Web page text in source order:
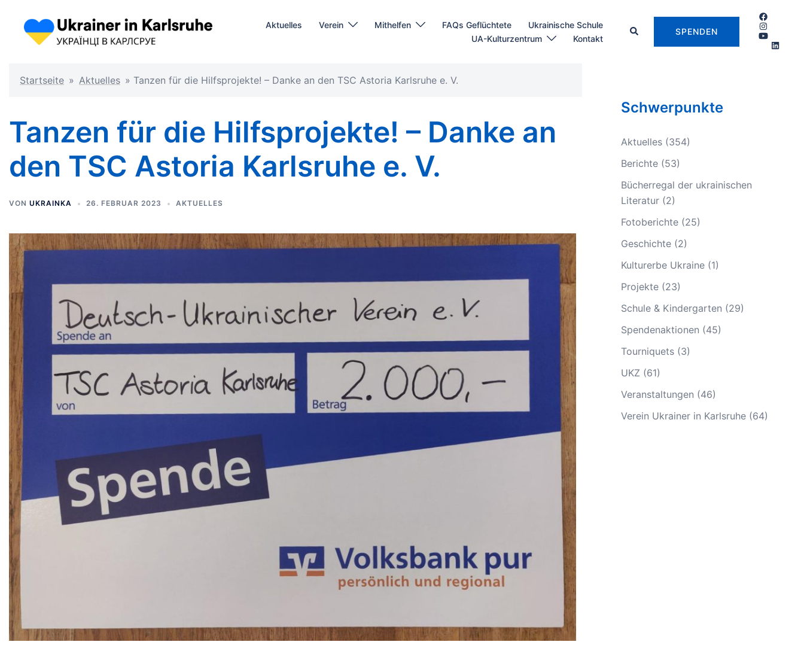
Aktuelles Verein Mithelfen FAQs Geflüchtete
Ukrainische Schule
UA-Kulturzentrum
Kontakt
SPENDEN
Startseite » Aktuelles » Tanzen für die Hilfsprojekte! – Danke an den TSC Astoria Karlsruhe e. V.
Tanzen für die Hilfsprojekte! – Danke an
den TSC Astoria Karlsruhe e. V.
VON UKRAINKA 26. FEBRUAR 2023 AKTUELLES
Schwerpunkte
Aktuelles (354)
Berichte (53)
Bücherregal der ukrainischen
Literatur (2)
Fotoberichte (25)
Geschichte (2)
Kulturerbe Ukraine (1)
Projekte (23)
Schule & Kindergarten (29)
Spendenaktionen (45)
Tourniquets (3)
UKZ (61)
Veranstaltungen (46)
Verein Ukrainer in Karlsruhe (64)